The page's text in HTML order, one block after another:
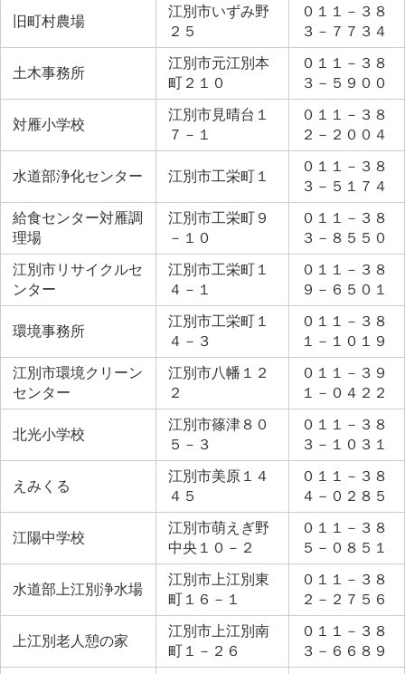
旧町村農場
江別市いずみ野
２５
０１１－３８
３－７７３４
土木事務所
江別市元江別本
町２１０
０１１－３８
３－５９００
対雁小学校
江別市見晴台１
７－１
０１１－３８
２－２００４
水道部浄化センター 江別市工栄町１
０１１－３８
３－５１７４
給食センター対雁調
理場
江別市工栄町９
－１０
０１１－３８
３－８５５０
江別市リサイクルセ
ンター
江別市工栄町１
４－１
０１１－３８
９－６５０１
環境事務所
江別市工栄町１
４－３
０１１－３８
１－１０１９
江別市環境クリーン
センター
江別市八幡１２
２
０１１－３９
１－０４２２
北光小学校
江別市篠津８０
５－３
０１１－３８
３－１０３１
えみくる
江別市美原１４
４５
０１１－３８
４－０２８５
江陽中学校
江別市萌えぎ野
中央１０－２
０１１－３８
５－０８５１
水道部上江別浄水場
江別市上江別東
町１６－１
０１１－３８
２－２７５６
上江別老人憩の家
江別市上江別南
町１－２６
０１１－３８
３－６６８９